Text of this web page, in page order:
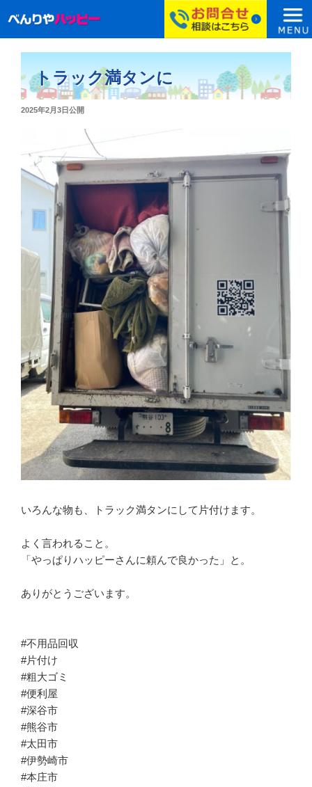
トラック満タンに
投
2025年2月3日公開
いろんな物も、トラック満タンにして片付けます。
よく言われること。
「やっぱりハッピーさんに頼んで良かった」と。
ありがとうございます。
#不用品回収
#片付け
#粗大ゴミ
#便利屋
#深谷市
#熊谷市
#太田市
#伊勢崎市
#本庄市